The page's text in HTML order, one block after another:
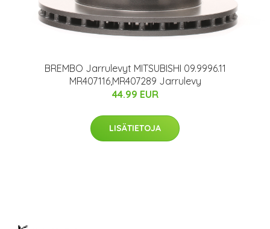
BREMBO Jarrulevyt MITSUBISHI 09.9996.11
MR407116,MR407289 Jarrulevy
44.99 EUR
LISÄTIETOJA